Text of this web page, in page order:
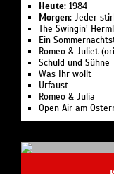
Heute: 1984
Morgen: Jeder
The Swingin’
Ein
Romeo & Juliet
Schuld und Sühne
Was Ihr wollt
Urfaust
Romeo & Julia
Open Air am